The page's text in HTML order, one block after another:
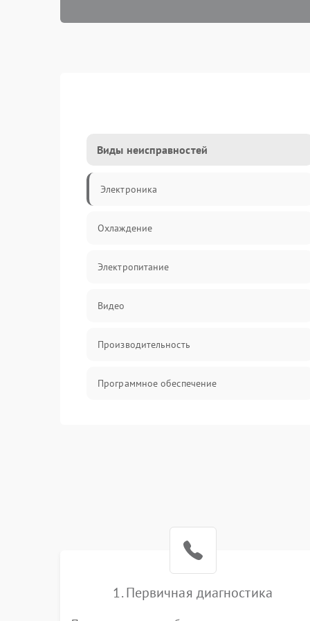
Виды неисправностей
Электроника
Охлаждение
Электропитание
Видео
Производительность
Программное обеспечение
Накопители/Программное обеспечение
1. Первичная диагностика